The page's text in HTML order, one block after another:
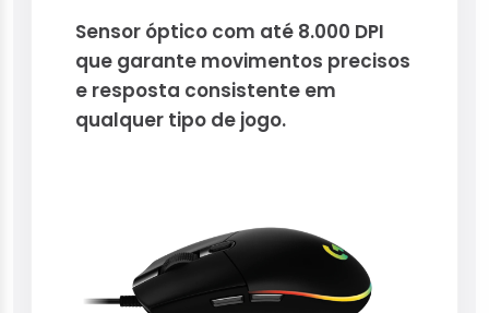
Sensor óptico com até 8.000 DPI
que garante movimentos precisos
e resposta consistente em
qualquer tipo de jogo.